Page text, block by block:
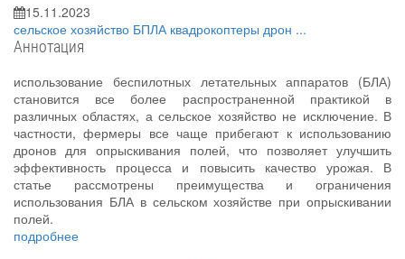
15.11.2023
сельское хозяйство БПЛА квадрокоптеры дрон ...
Аннотация
использование беспилотных летательных аппаратов (БЛА)
становится все более распространенной практикой в
различных областях, а сельское хозяйство не исключение. В
частности, фермеры все чаще прибегают к использованию
дронов для опрыскивания полей, что позволяет улучшить
эффективность процесса и повысить качество урожая. В
статье рассмотрены преимущества и ограничения
использования БЛА в сельском хозяйстве при опрыскивании
полей.
подробнее